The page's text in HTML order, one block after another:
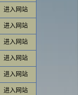
进入网站
进入网站
进入网站
进入网站
进入网站
进入网站